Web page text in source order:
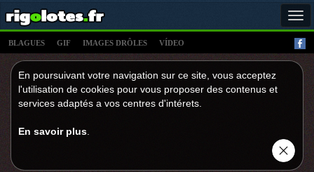
BLAGUES GIF IMAGES DRÔLES VÍDEO
En poursuivant votre navigation sur ce site, vous acceptez
l'utilisation de cookies pour vous proposer des contenus et
services adaptés a vos centres d'intérets.
En savoir plus